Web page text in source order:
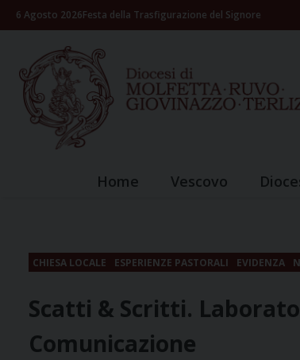
Skip6 Agosto 2026Festa della Trasfigurazione del Signore
Home Vescovo
CHIESA LOCALE ESPERIENZE PASTORALI EVIDENZA
Scatti & Scritti.
Comunicazione